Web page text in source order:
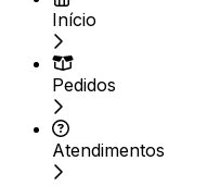
Início
Pedidos
Atendimentos